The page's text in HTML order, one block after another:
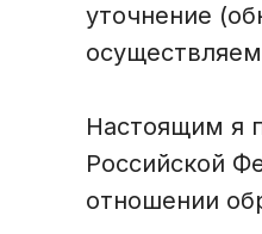
уточнение
Настоящим я
Российской
отношении